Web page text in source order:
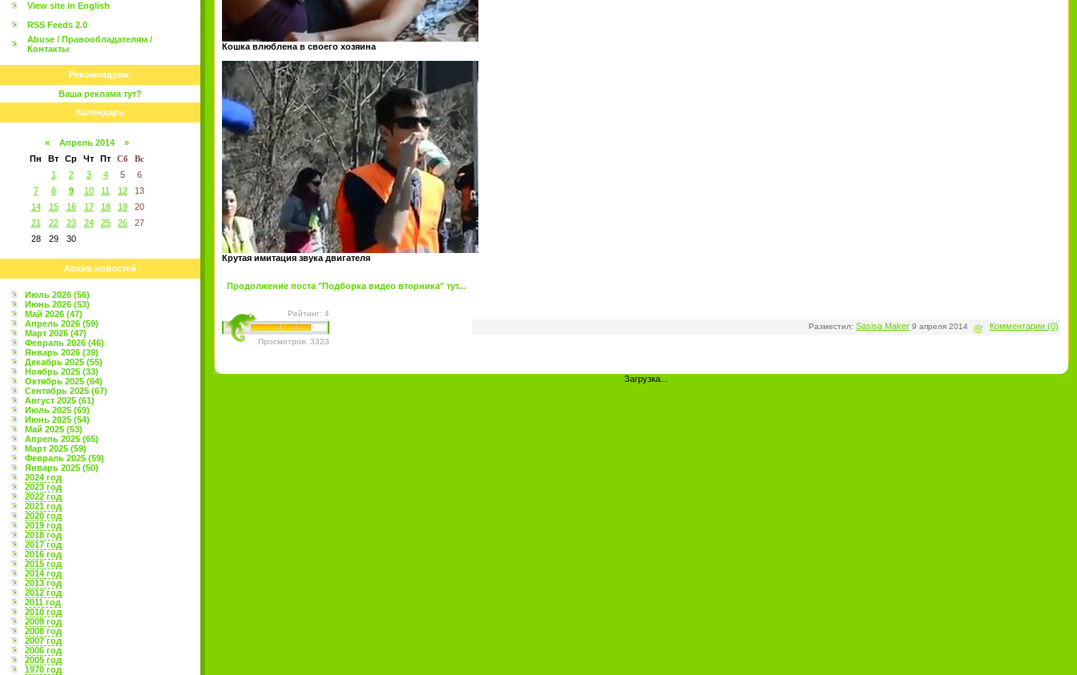
View site in English
RSS Feeds 2.0
Abuse / Правообладателям /
Контакты
Рекомендуем:
Ваша реклама тут?
Календарь
« Апрель 2014
»
Пн
Вт Ср Чт Пт Сб
Вс
1
2 3 4 5
6
7
8 9 10 11 12
13
14
15 16 17 18 19
20
21
22 23 24 25 26
27
28
29 30
Архив новостей
Июль 2026 (56)
Июнь 2026 (53)
Май 2026 (47)
Апрель 2026 (59)
Март 2026 (47)
Февраль 2026 (46)
Январь 2026 (39)
Декабрь 2025 (55)
Ноябрь 2025 (33)
Октябрь 2025 (64)
Сентябрь 2025 (67)
Август 2025 (61)
Июль 2025 (69)
Июнь 2025 (54)
Май 2025 (53)
Апрель 2025 (65)
Март 2025 (59)
Февраль 2025 (59)
Январь 2025 (50)
2024 год
2023 год
2022 год
2021 год
2020 год
2019 год
2018 год
2017 год
2016 год
2015 год
2014 год
2013 год
2012 год
2011 год
2010 год
2009 год
2008 год
2007 год
2006 год
2005 год
1970 год
Кошка влюблена в своего хозяина
Крутая имитация звука двигателя
Продолжение поста "Подборка видео вторника" тут...
Рейтинг: 4
Просмотров: 3323
Разместил: Sasisa Maker 9 апреля 2014 Комментарии (0)
Загрузка...